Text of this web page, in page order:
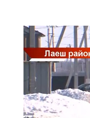
106,2 FM
Минзәлә
107,3 FM
Мөслим
100,0 FM